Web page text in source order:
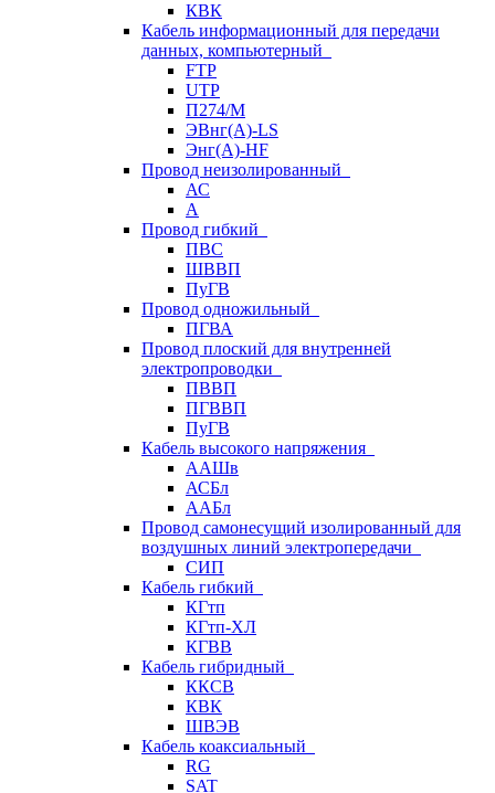
КВК
Кабель информационный для передачи
данных, компьютерный
FTP
UTP
П274/М
ЭВнг(А)-LS
Энг(А)-HF
Провод неизолированный
АС
А
Провод гибкий
ПВС
ШВВП
ПуГВ
Провод одножильный
ПГВА
Провод плоский для внутренней
электропроводки
ПВВП
ПГВВП
ПуГВ
Кабель высокого напряжения
ААШв
АСБл
ААБл
Провод самонесущий изолированный для
воздушных линий электропередачи
СИП
Кабель гибкий
КГтп
КГтп-ХЛ
КГВВ
Кабель гибридный
ККСВ
КВК
ШВЭВ
Кабель коаксиальный
RG
SAT